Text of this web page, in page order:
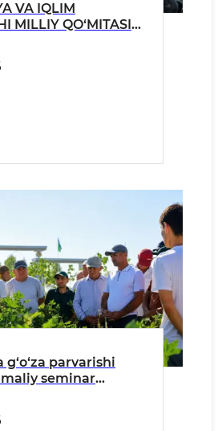
VA IQLIM
MILLIY QO‘MITASI
g‘o‘za parvarishi
seminar